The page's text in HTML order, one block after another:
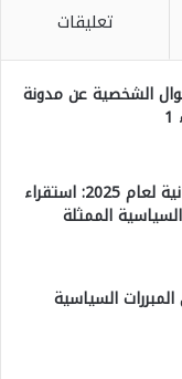
تعليقات
الشخصية عن مدونة
خارطة الانتخابات البرلمانية لعام 2025: استقراء
الممثلة
السياسية